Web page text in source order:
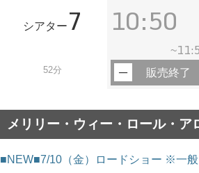
シアター 7
52分
10:50
~
販売終了
メリリー・ウィー・ロール・ア
■NEW■7/10（金）ロードショー ※一